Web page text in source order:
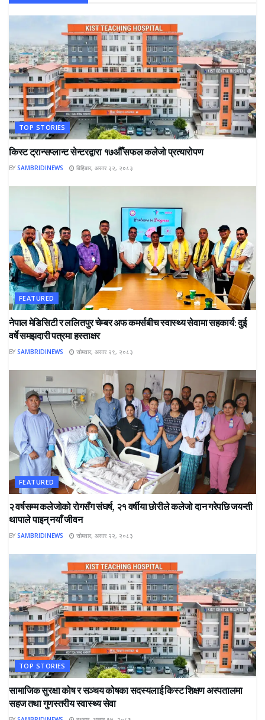
TOP STORIES
किस्ट ट्रान्सप्लान्ट सेन्टरद्वारा १७औँ सफल कलेजो प्रत्यारोपण
BY SAMBRIDINEWS बिहिबार, असार ३२, २०८३
FEATURED
नेपाल मेडिसिटी र ललितपुर चेम्बर अफ कमर्सबीच स्वास्थ्य सेवामा सहकार्य: दुई
वर्षे समझदारी पत्रमा हस्ताक्षर
BY SAMBRIDINEWS सोमवार, असार २९, २०८३
FEATURED
२ वर्षसम्म कलेजोको रोगसँग संघर्ष, २१ वर्षीया छोरीले कलेजो दान गरेपछि जयन्ती
थापाले पाइन् नयाँ जीवन
BY SAMBRIDINEWS सोमवार, असार २२, २०८३
TOP STORIES
सामाजिक सुरक्षा कोष र सञ्चय कोषका सदस्यलाई किस्ट शिक्षण अस्पतालमा
सहज तथा गुणस्तरीय स्वास्थ्य सेवा